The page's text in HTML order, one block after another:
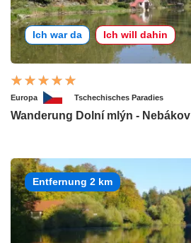
Ich war da Ich will dahin
Europa Tschechisches Paradies
Wanderung Dolní mlýn - Nebákov
Entfernung 2 km